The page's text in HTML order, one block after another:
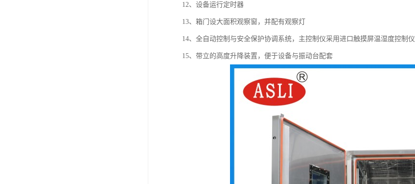
12、设备运行定时器
13、箱门设大面积观察窗，并配有观察灯
14、全自动控制与安全保护协调系统，主控制仪采用进口触摸屏温湿度控制仪
15、带立的高度升降装置，便于设备与振动台配套